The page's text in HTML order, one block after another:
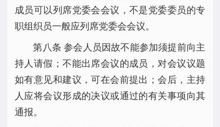
成员可以列席党委会会议，不是党委委员的专
职组织员一般应列席党委会会议。
第八条 参会人员因故不能参加须提前向主
持人请假；不能出席会议的成员，对会议议题
如有意见和建议，可在会前提出；会后，主持
人应将会议形成的决议或通过的有关事项向其
通报。